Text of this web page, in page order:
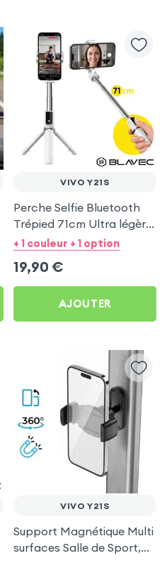
VIVO Y21S
Perche Selfie Bluetooth
Trépied 71cm Ultra légère
Blanc pour Vivo Y21s
+ 1 couleur + 1 option
19,90 €
AJOUTER
VIVO Y21S
Support Magnétique Multi
surfaces Salle de Sport,